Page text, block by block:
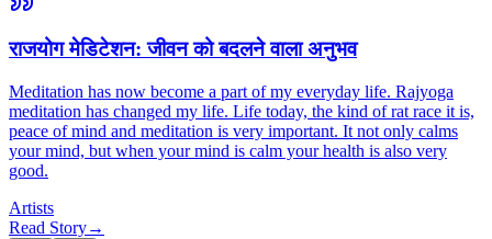
राजयोग मेडिटेशन: जीवन को बदलने वाला अनुभव
Meditation has now become a part of my everyday life. Rajyoga
meditation has changed my life. Life today, the kind of rat race it is,
peace of mind and meditation is very important. It not only calms
your mind, but when your mind is calm your health is also very
good.
Artists
Read Story→